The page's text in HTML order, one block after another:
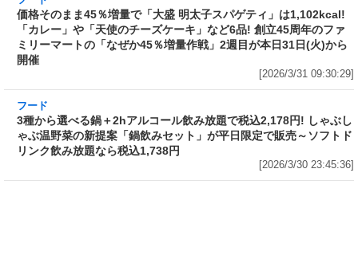
価格そのまま45％増量で「大盛 明太子スパゲテ
ィ」は1,102kcal! 「カレー」や「天使のチーズ
ケーキ」など6品! 創立45周年のファミリーマー
[2026/3/31 09:30:29]
フード
3種から選べる鍋＋2hアルコール飲み放題で税
込2,178円! しゃぶしゃぶ温野菜の新提案「鍋飲
みセット」が平日限定で販売～ソフトドリンク
飲み放題なら税込1,738円